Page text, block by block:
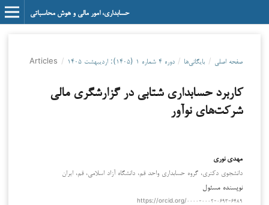
حسابداری، امور مالی و هوش محاسباتی
صفحه اصلی / بایگانی‌ها / دوره ۴ شماره ۱ (۱۴۰۵): اردیبهشت ۱۴۰۵ /
Articles
کاربرد حسابداری شتابی در گزارشگری مالی
شرکت‌های نوآور
مهدی نوری
دانشجوی دکتری، گروه حسابداری واحد قم، دانشگاه آزاد اسلامی، قم، ایران
نویسنده مسئول
https://orcid.org/۰۰۰۰-۰۰۰۲-۰۶۹۳-۶۴۸۹